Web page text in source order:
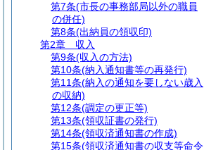
第7条(市長の事務部局以外の職員
の併任)
第8条(出納員の領収印)
第2章
収入
第9条(収入の方法)
第10条(納入通知書等の再発行)
第11条(納入の通知を要しない歳入
の収納)
第12条(調定の更正等)
第13条(領収証書の発行)
第14条(領収済通知書の作成)
第15条(領収済通知書の収支等命令